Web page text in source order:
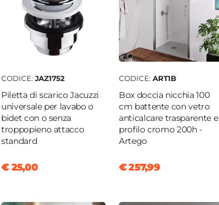
CODICE: JAZ1752
Piletta di scarico Jacuzzi
universale per lavabo o
bidet con o senza
troppopieno attacco
standard
€ 25,00
CODICE: ART1B
Box doccia nicchia 100
cm battente con vetro
anticalcare trasparente e
profilo cromo 200h -
Artego
€ 257,99